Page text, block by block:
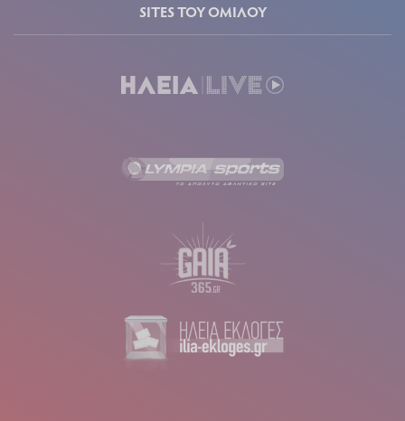
SITES ΤΟΥ ΟΜΙΛΟΥ